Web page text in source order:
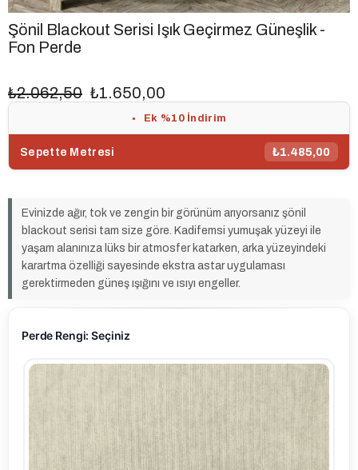
Şönil Blackout Serisi Işık Geçirmez Güneşlik -
Fon Perde
₺2.062,50 ₺1.650,00
Ek %10 İndirim
Sepette Metresi ₺1.485,00
Evinizde ağır, tok ve zengin bir görünüm arıyorsanız şönil
blackout serisi tam size göre. Kadifemsi yumuşak yüzeyi ile
yaşam alanınıza lüks bir atmosfer katarken, arka yüzeyindeki
karartma özelliği sayesinde ekstra astar uygulaması
gerektirmeden güneş ışığını ve ısıyı engeller.
Perde Rengi: Seçiniz